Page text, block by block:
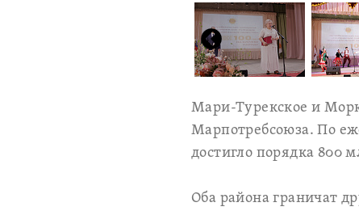
Мари-Турекское и
Марпотребсоюза. По
достигло порядка 800
Оба района граничат